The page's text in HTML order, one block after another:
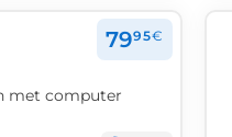
7995€
met computer